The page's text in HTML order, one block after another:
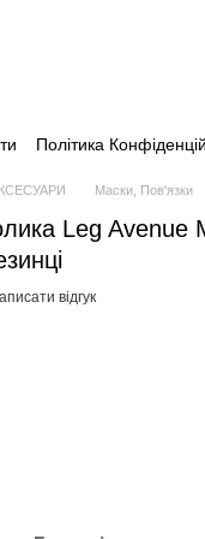
Політика
Маски, Пов'язки
Leg Avenue
відгук